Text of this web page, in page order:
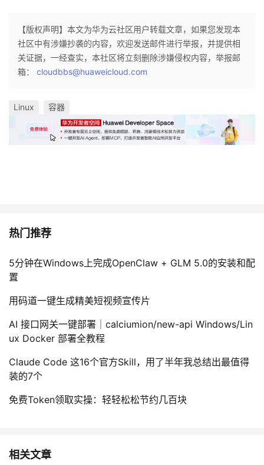
【版权声明】本文为华为云社区用户转载文章，如果您发现本
社区中有涉嫌抄袭的内容，欢迎发送邮件进行举报，并提供相
关证据，一经查实，本社区将立刻删除涉嫌侵权内容，举报邮
箱： cloudbbs@huaweicloud.com
Linux 容器
热门推荐
5分钟在Windows上完成OpenClaw + GLM 5.0的安装和配
置
用码道一键生成精美短视频宣传片
AI 接口网关一键部署｜calciumion/new-api Windows/Lin
ux Docker 部署全教程
Claude Code 这16个官方Skill，用了半年我总结出最值得
装的7个
免费Token领取实操：轻轻松松节约几百块
相关文章